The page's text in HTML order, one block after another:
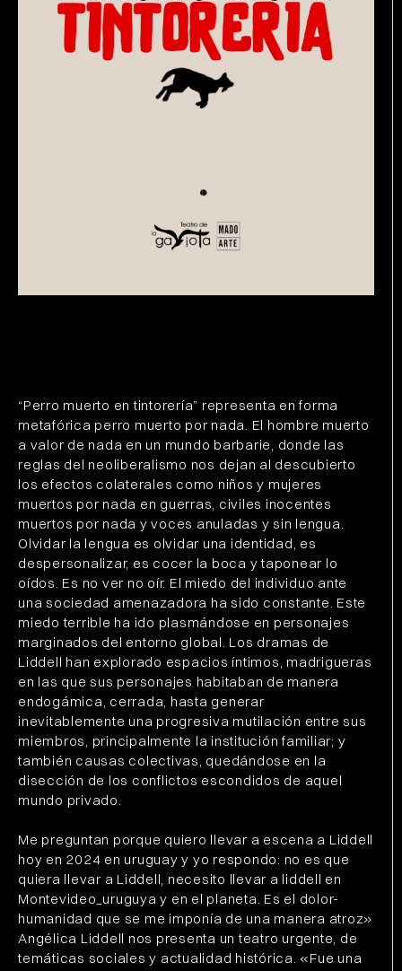
“Perro muerto en tintorería” representa en forma
metafórica perro muerto por nada. El hombre muerto
a valor de nada en un mundo barbarie, donde las
reglas del neoliberalismo nos dejan al descubierto
los efectos colaterales como niños y mujeres
muertos por nada en guerras, civiles inocentes
muertos por nada y voces anuladas y sin lengua.
Olvidar la lengua es olvidar una identidad, es
despersonalizar, es cocer la boca y taponear lo
oídos. Es no ver no oír. El miedo del individuo ante
una sociedad amenazadora ha sido constante. Este
miedo terrible ha ido plasmándose en personajes
marginados del entorno global. Los dramas de
Liddell han explorado espacios íntimos, madrigueras
en las que sus personajes habitaban de manera
endogámica, cerrada, hasta generar
inevitablemente una progresiva mutilación entre sus
miembros, principalmente la institución familiar; y
también causas colectivas, quedándose en la
disección de los conflictos escondidos de aquel
mundo privado.
Me preguntan porque quiero llevar a escena a Liddell
hoy en 2024 en uruguay y yo respondo: no es que
quiera llevar a Liddell, necesito llevar a liddell en
Montevideo_uruguya y en el planeta. Es el dolor-
humanidad que se me imponía de una manera atroz»
Angélica Liddell nos presenta un teatro urgente, de
temáticas sociales y actualidad histórica. «Fue una